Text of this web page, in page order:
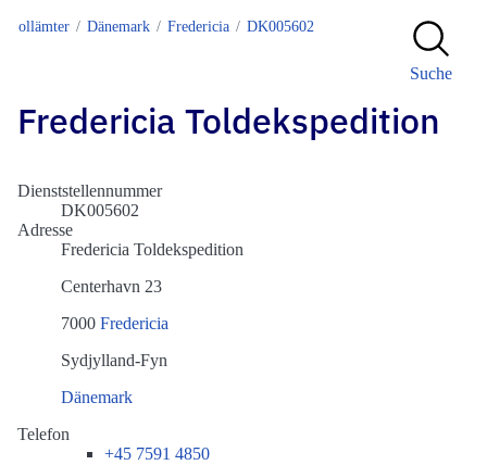
Zollämter Dänemark Fredericia DK005602
Suche
Fredericia Toldekspedition
Dienststellennummer
DK005602
Adresse
Fredericia Toldekspedition
Centerhavn 23
7000 Fredericia
Sydjylland-Fyn
Dänemark
Telefon
+45 7591 4850